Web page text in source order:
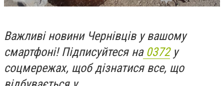
Важливі новини Чернівців у вашому
смартфоні! Підписуйтеся на0372у
соцмережах, щоб дізнатися все, що